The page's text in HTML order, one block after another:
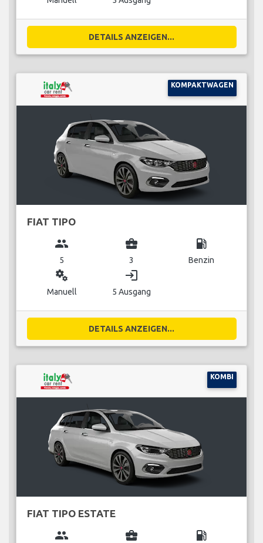
DETAILS ANZEIGEN...
KOMPAKTWAGEN
FIAT TIPO
group
5
business_center
3
local_gas_station
Benzin
miscellaneous_services
Manuell
login
5 Ausgang
DETAILS ANZEIGEN...
KOMBI
FIAT TIPO ESTATE
group business_center local_gas_station